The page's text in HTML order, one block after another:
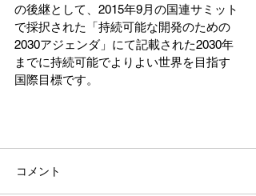
の後継として、2015年9月の国連サミット
で採択された「持続可能な開発のための
2030アジェンダ」にて記載された2030年
までに持続可能でよりよい世界を目指す
国際目標です。
コメント